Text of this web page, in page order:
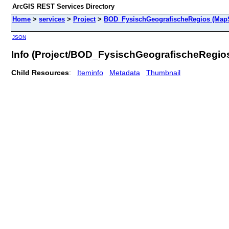
ArcGIS REST Services Directory
Home > services > Project> BOD_FysischGeografischeRegios
JSON
Info (Project/
Child Resources: Iteminfo Metadata Thumbnail